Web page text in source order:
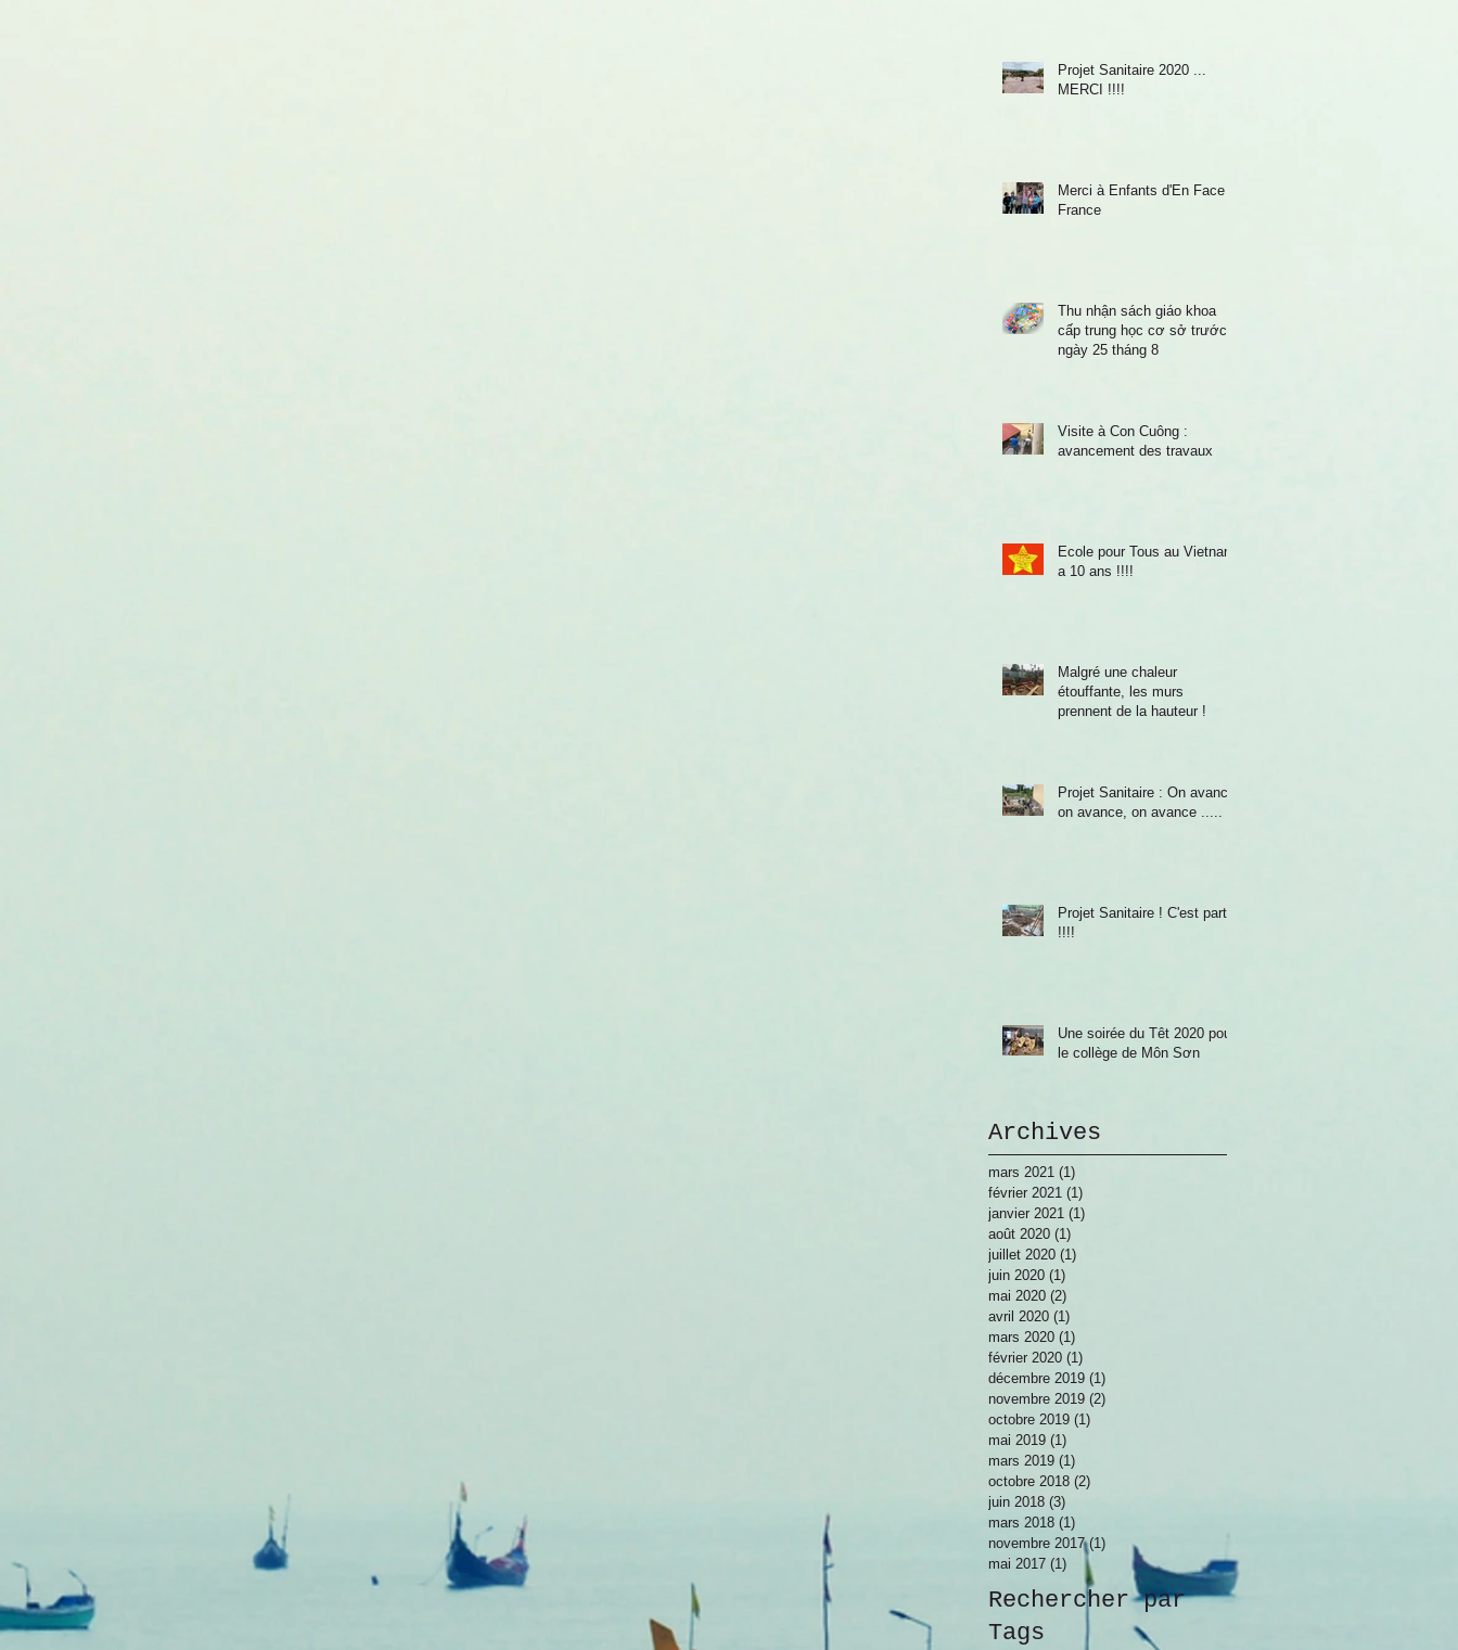
Projet Sanitaire 2020 ...
MERCI !!!!
Merci à Enfants d'En Face
France
Thu nhận sách giáo khoa
cấp trung học cơ sở trước
ngày 25 tháng 8
Visite à Con Cuông :
avancement des travaux
Ecole pour Tous au Vietnam
a 10 ans !!!!
Malgré une chaleur
étouffante, les murs
prennent de la hauteur !
Projet Sanitaire : On avance,
on avance, on avance .....
Projet Sanitaire ! C'est parti
!!!!
Une soirée du Têt 2020 pour
le collège de Môn Sơn
Archives
mars 2021 (1)
février 2021 (1)
janvier 2021 (1)
août 2020 (1)
juillet 2020 (1)
juin 2020 (1)
mai 2020 (2)
avril 2020 (1)
mars 2020 (1)
février 2020 (1)
décembre 2019 (1)
novembre 2019 (2)
octobre 2019 (1)
mai 2019 (1)
mars 2019 (1)
octobre 2018 (2)
juin 2018 (3)
mars 2018 (1)
novembre 2017 (1) 1 post
mai 2017 (1) 1 post
Rechercher par
Tags